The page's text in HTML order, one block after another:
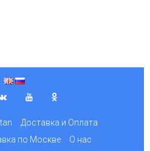
Доставка и Оплата
по Москве
О нас